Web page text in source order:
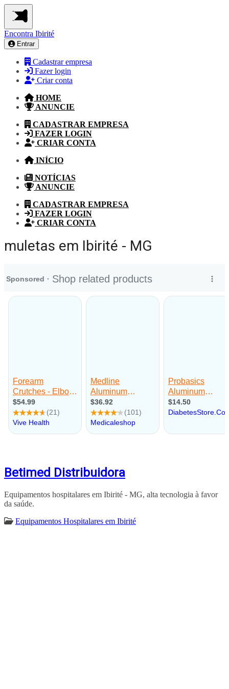
Encontra Ibirité
Entrar
Cadastrar empresa
Fazer login
Criar conta
HOME
ANUNCIE
CADASTRAR EMPRESA
FAZER LOGIN
CRIAR CONTA
INÍCIO
NOTÍCIAS
ANUNCIE
CADASTRAR EMPRESA
FAZER LOGIN
CRIAR CONTA
muletas em Ibirité - MG
Betimed Distribuidora
Equipamentos hospitalares em Ibirité - MG, alta tecnologia à favor
da saúde.
Equipamentos Hospitalares em Ibirité